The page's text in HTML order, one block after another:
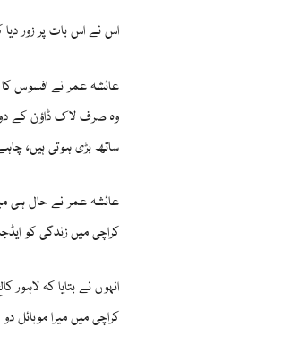
اس نے اس بات پر زور دیا
عائشہ عمر نے افسوس
وہ صرف لاک ڈاؤن کے
ساتھ بڑی ہوتی ہیں،
عائشہ عمر نے حال ہی
کراچی میں زندگی کو
انہوں نے بتایا کہ
کراچی میں میرا موبائل